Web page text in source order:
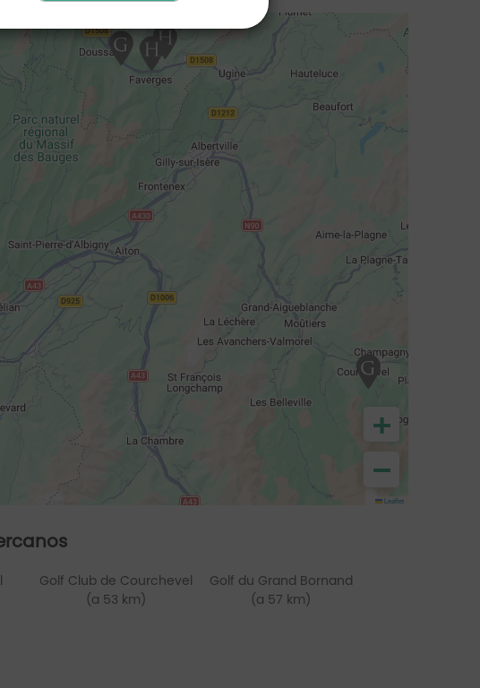
+
−
Leaflet
Golf Club de Courchevel
(a 53 km)
Golf du Grand Bornand
(a 57 km)